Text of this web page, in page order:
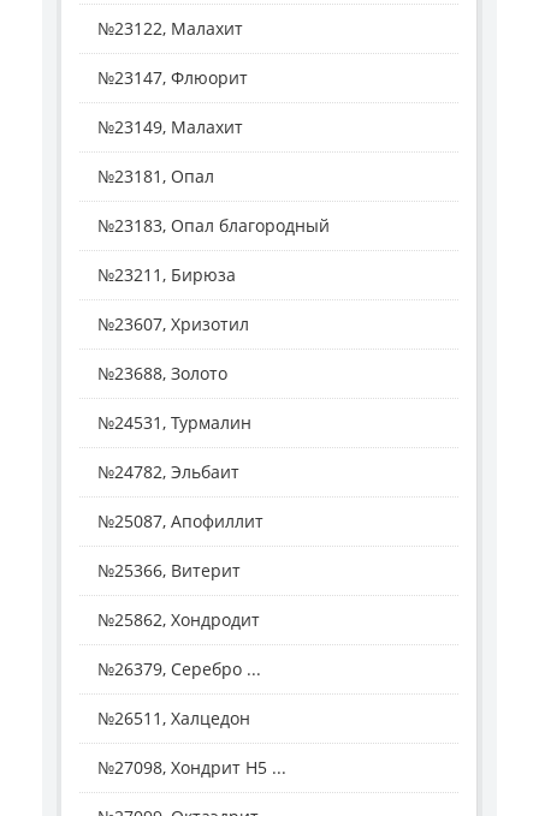
№23122, Малахит
№23147, Флюорит
№23149, Малахит
№23181, Опал
№23183, Опал благородный
№23211, Бирюза
№23607, Хризотил
№23688, Золото
№24531, Турмалин
№24782, Эльбаит
№25087, Апофиллит
№25366, Витерит
№25862, Хондродит
№26379, Серебро ...
№26511, Халцедон
№27098, Хондрит H5 ...